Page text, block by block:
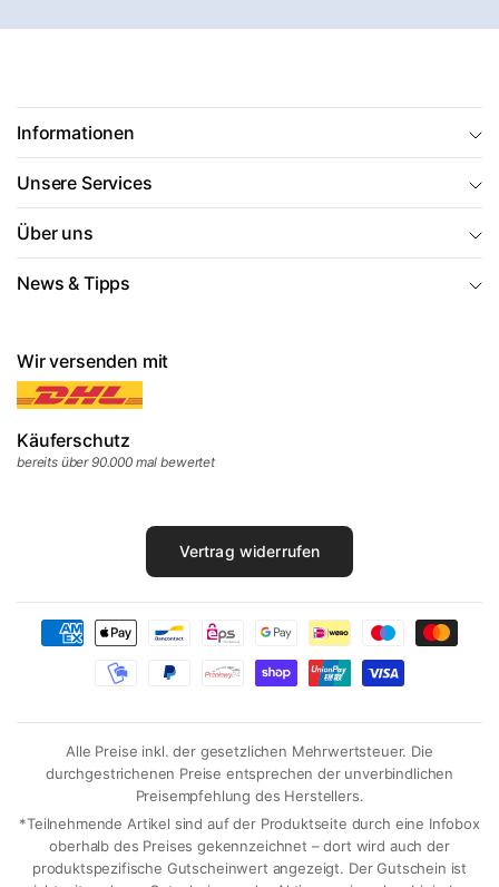
Informationen
Unsere Services
Über uns
News & Tipps
Wir versenden mit
Käuferschutz
bereits über 90.000 mal bewertet
Vertrag widerrufen
Alle Preise inkl. der gesetzlichen Mehrwertsteuer. Die
durchgestrichenen Preise entsprechen der unverbindlichen
Preisempfehlung des Herstellers.
*Teilnehmende Artikel sind auf der Produktseite durch eine Infobox
oberhalb des Preises gekennzeichnet – dort wird auch der
produktspezifische Gutscheinwert angezeigt. Der Gutschein ist